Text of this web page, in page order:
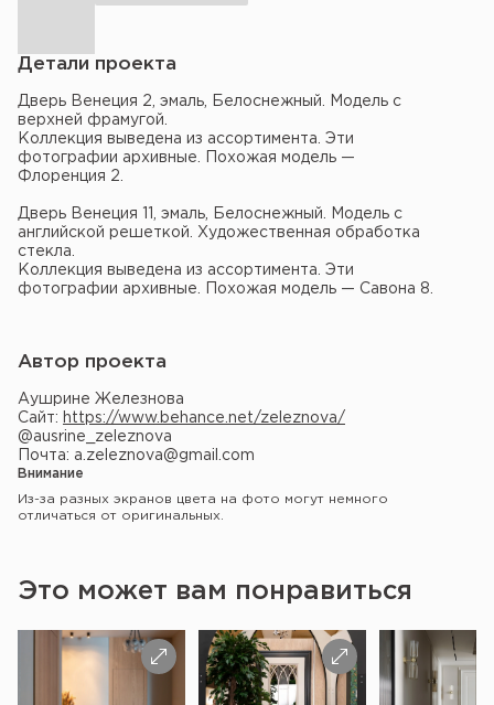
Детали проекта
Дверь Венеция 2, эмаль, Белоснежный. Модель с
верхней фрамугой.
Коллекция выведена из ассортимента. Эти
фотографии архивные. Похожая модель —
Флоренция 2.
Дверь Венеция 11, эмаль, Белоснежный. Модель с
английской решеткой. Художественная обработка
стекла.
Коллекция выведена из ассортимента. Эти
фотографии архивные. Похожая модель — Савона 8.
Автор проекта
Аушрине Железнова
Сайт: https://www.behance.net/zeleznova/
@ausrine_zeleznova
Почта: a.zeleznova@gmail.com
Внимание
Из-за разных экранов цвета на фото могут немного
отличаться от оригинальных.
Это может вам понравиться